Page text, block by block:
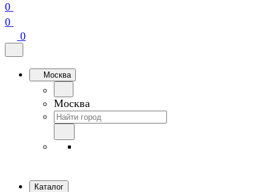
0
0
0
Москва
Москва
Каталог